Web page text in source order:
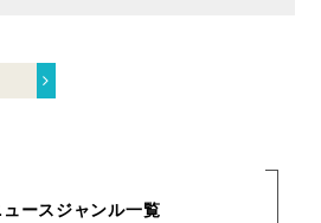
ュースジャンル一覧